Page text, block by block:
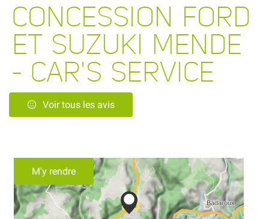
CONCESSION FORD
ET SUZUKI MENDE
- CAR'S SERVICE
Voir tous les avis
M'y rendre